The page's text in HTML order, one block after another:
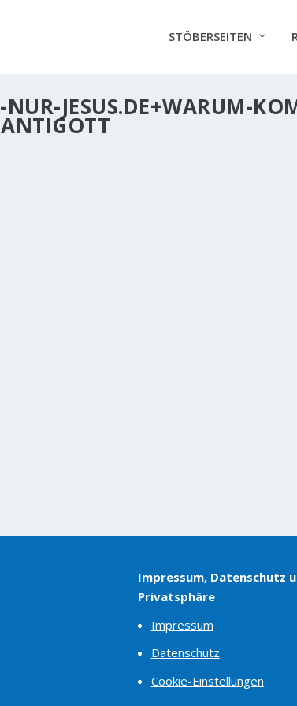
STÖBERSEITEN
JESUS.DE+WARUM-
Impressum, Datenschutz
Privatsphäre
Impressum
Datenschutz
Cookie-Einstellungen